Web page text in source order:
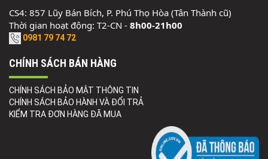
CS4: 857 Lũy Bán Bích, P. Phú Thọ Hòa (Tân Thành cũ)
Thời gian hoạt động: T2-CN - 8h00-21h00
0981 79 74 72
CHÍNH SÁCH BÁN HÀNG
CHÍNH SÁCH BẢO MẬT THÔNG TIN
CHÍNH SÁCH BẢO HÀNH VÀ ĐỔI TRẢ
KIỂM TRA ĐƠN HÀNG ĐÃ MUA